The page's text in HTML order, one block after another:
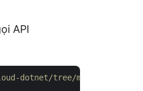
API
dotnet/tree/master/Examples